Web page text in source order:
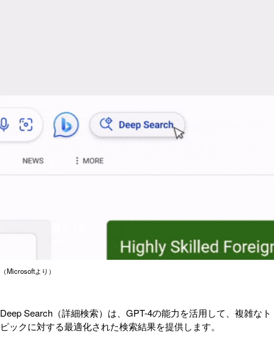
（Microsoftより）
Deep Search（詳細検索）は、GPT-4の能力を活用して、複雑なト
ピックに対する最適化された検索結果を提供します。